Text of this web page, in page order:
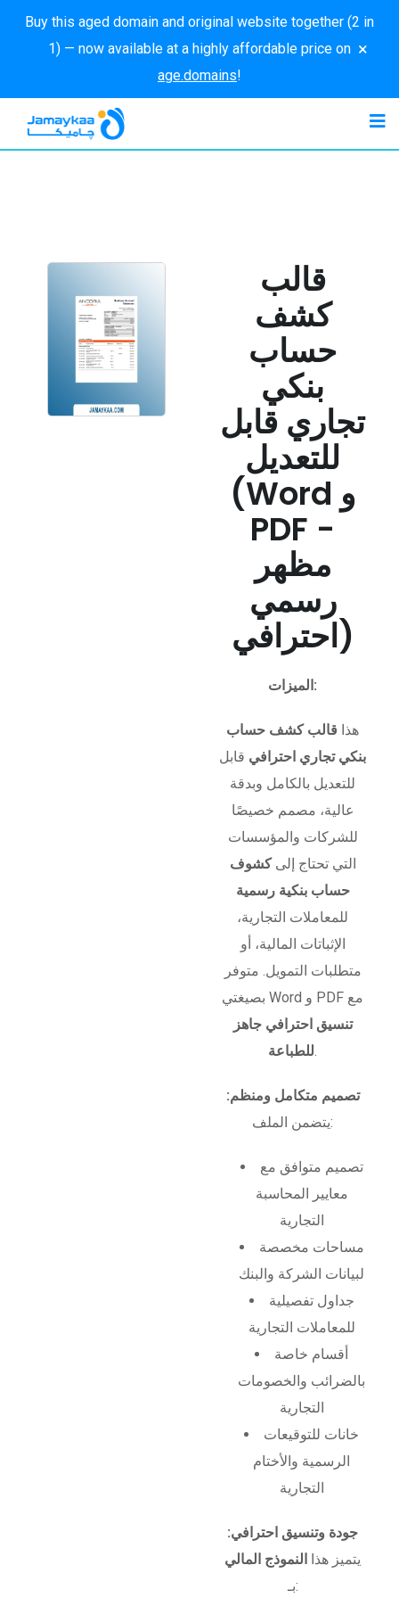
Buy this aged domain and original website together (2 in
1) — now available at a highly affordable price on
age.domains!
×
قالب
كشف
حساب
بنكي
تجاري قابل
للتعديل
(Word و
PDF -
مظهر
رسمي
احترافي)
الميزات:
هذا قالب كشف حساب
بنكي تجاري احترافي قابل
للتعديل بالكامل وبدقة
عالية، مصمم خصيصًا
للشركات والمؤسسات
التي تحتاج إلىكشوف
حساب بنكية رسمية
للمعاملات التجارية،
الإثباتات المالية، أو
متطلبات التمويل. متوفر
بصيغتي Word و PDF مع
تنسيق احترافي جاهز
للطباعة.
تصميم متكامل ومنظم:
يتضمن الملف:
تصميم متوافق مع
معايير المحاسبة
التجارية
مساحات مخصصة
لبيانات الشركة والبنك
جداول تفصيلية
للمعاملات التجارية
أقسام خاصة
بالضرائب والخصومات
التجارية
خانات للتوقيعات
الرسمية والأختام
التجارية
جودة وتنسيق احترافي:
يتميز هذا
النموذج المالي
بـ: